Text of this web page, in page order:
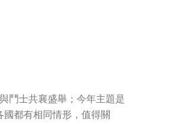
鬥士共襄盛舉；今年主題是
都有相同情形，值得關